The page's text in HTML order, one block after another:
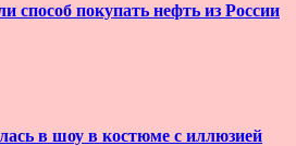
способ покупать нефть из России
в шоу в костюме с иллюзией